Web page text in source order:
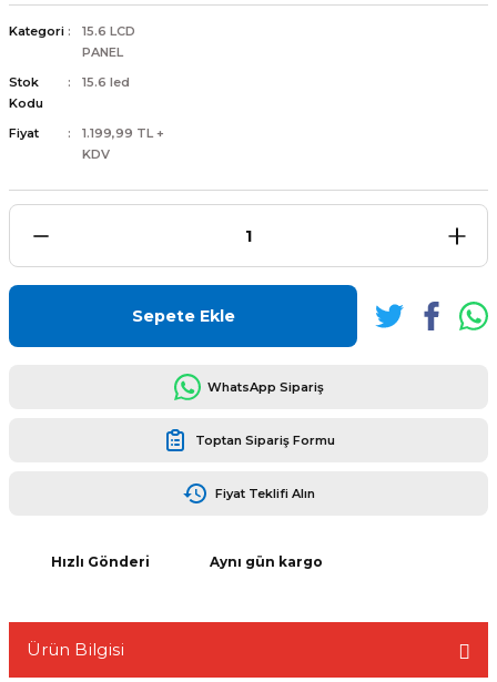
Kategori
15.6 LCD
PANEL
Stok
Kodu
15.6 led
Fiyat
1.199,99 TL +
KDV
Sepete Ekle
WhatsApp Sipariş
Toptan Sipariş Formu
Fiyat Teklifi Alın
Hızlı Gönderi Aynı gün kargo
Ürün Bilgisi